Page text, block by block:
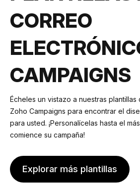
CORREO
CAMPAIGNS
Écheles un vistazo a nuestras
Zoho Campaigns para encontrar el
para usted. ¡Personalícelas hasta el
comience su campaña!
Explorar más plantillas